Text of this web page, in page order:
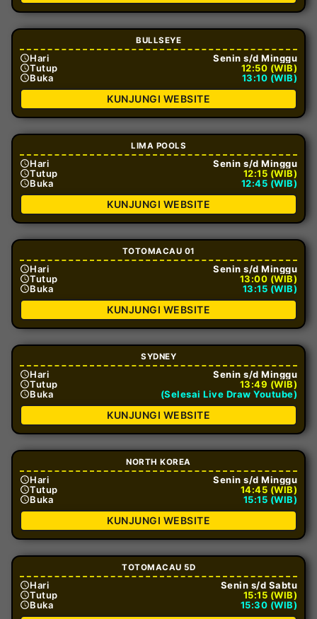
BULLSEYE
Hari
Senin s/d Minggu
Tutup
12:50 (WIB)
Buka
13:10 (WIB)
KUNJUNGI WEBSITE
LIMA POOLS
Hari
Senin s/d Minggu
Tutup
12:15 (WIB)
Buka
12:45 (WIB)
KUNJUNGI WEBSITE
TOTOMACAU 01
Hari
Senin s/d Minggu
Tutup
13:00 (WIB)
Buka
13:15 (WIB)
KUNJUNGI WEBSITE
SYDNEY
Hari
Senin s/d Minggu
Tutup
13:49 (WIB)
Buka
(Selesai Live Draw Youtube)
KUNJUNGI WEBSITE
NORTH KOREA
Hari
Senin s/d Minggu
Tutup
14:45 (WIB)
Buka
15:15 (WIB)
KUNJUNGI WEBSITE
TOTOMACAU 5D
Hari
Senin s/d Sabtu
Tutup
15:15 (WIB)
Buka
15:30 (WIB)